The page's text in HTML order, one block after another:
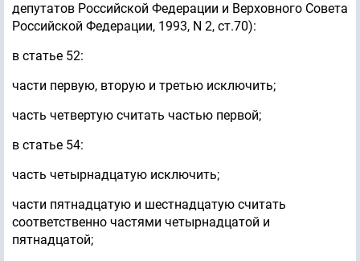
депутатов Российской Федерации и Верховного Совета
Российской Федерации, 1993, N 2, ст.70):
в статье 52:
части первую, вторую и третью исключить;
часть четвертую считать частью первой;
в статье 54:
часть четырнадцатую исключить;
части пятнадцатую и шестнадцатую считать
соответственно частями четырнадцатой и
пятнадцатой;